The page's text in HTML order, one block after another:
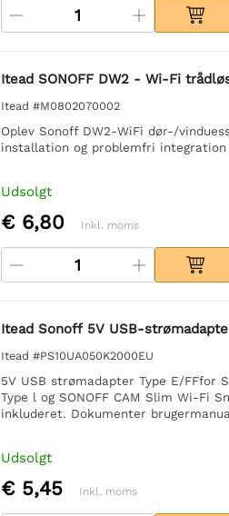
Itead SONOFF DW2 - Wi-Fi
Itead #M0802070002
Oplev Sonoff DW2-WiFi dør-/
installation og problemfri
Udsolgt
€ 6,80 Inkl. moms
Itead Sonoff 5V USB-
Itead #PS10UA050K2000EU
5V USB strømadapter Type E/FFfor
Type l og SONOFF CAM Slim Wi-Fi
inkluderet. Dokumenter
Udsolgt
€ 5,45 Inkl. moms